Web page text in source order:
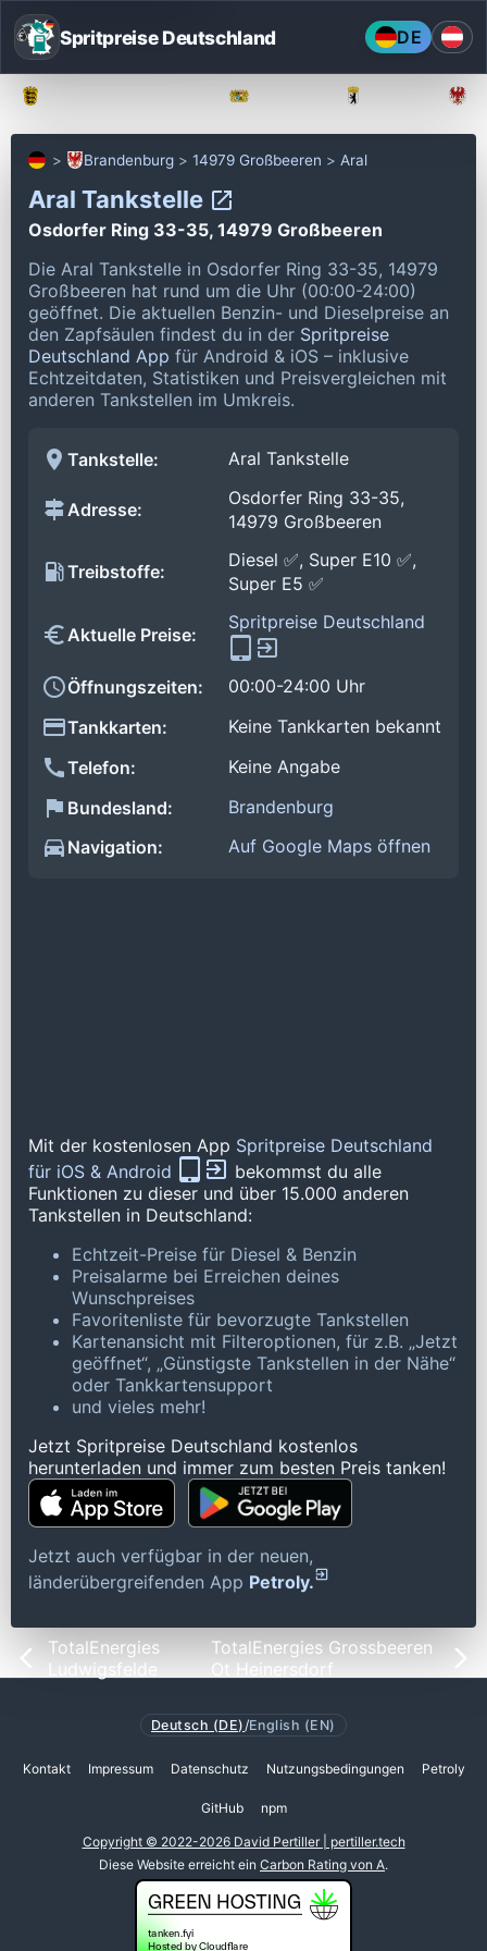
Spritpreise Deutschland DE
Brandenburg 14979 Großbeeren Aral
Aral Tankstelle
Osdorfer Ring 33-35, 14979 Großbeeren
Die Aral Tankstelle in Osdorfer Ring 33-35, 14979
Großbeeren hat rund um die Uhr (00:00-24:00)
geöffnet. Die aktuellen Benzin- und Dieselpreise an
den Zapfsäulen findest du in der Spritpreise
Deutschland App für Android & iOS – inklusive
Echtzeitdaten, Statistiken und Preisvergleichen mit
anderen Tankstellen im Umkreis.
Tankstelle: Aral Tankstelle
Adresse:
Osdorfer Ring 33-35,
14979 Großbeeren
Treibstoffe:
Diesel ✅, Super E10 ✅,
Super E5 ✅
Aktuelle Preise:
Spritpreise Deutschland
Öffnungszeiten:
00:00-24:00 Uhr
Tankkarten:
Keine Tankkarten bekannt
Telefon:
Keine Angabe
Bundesland:
Brandenburg
Navigation:
Auf Google Maps öffnen
Mit der kostenlosen App Spritpreise Deutschland
für iOS & Android
bekommst du alle
Funktionen zu dieser und über 15.000 anderen
Tankstellen in Deutschland:
Echtzeit-Preise für Diesel & Benzin
Preisalarme bei Erreichen deines
Wunschpreises
Favoritenliste für bevorzugte Tankstellen
Kartenansicht mit Filteroptionen, für z.B. „Jetzt
geöffnet“, „Günstigste Tankstellen in der Nähe“
oder Tankkartensupport
und vieles mehr!
Jetzt Spritpreise Deutschland kostenlos
herunterladen und immer zum besten Preis tanken!
Jetzt auch verfügbar in der neuen,
länderübergreifenden App Petroly.
TotalEnergies
Ludwigsfelde
TotalEnergies Grossbeeren
Ot Heinersdorf
Deutsch (DE) /English (EN)
Kontakt Impressum Datenschutz Nutzungsbedingungen Petroly
GitHub npm
Copyright © 2022-2026 David Pertiller | pertiller.tech
Diese Website erreicht ein Carbon Rating von A.